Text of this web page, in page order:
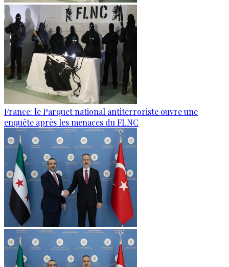
France: le Parquet national antiterroriste ouvre une
enquête après les menaces du FLNC